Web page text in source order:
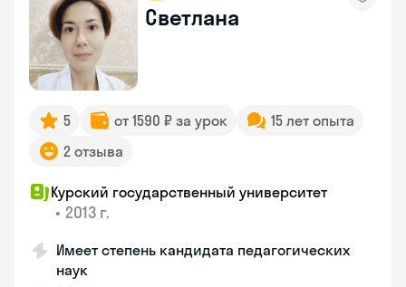
Светлана
5 от 1590 ₽ за урок
15 лет опыта
2 отзыва
Курский государственный университет
• 2013 г.
Имеет степень кандидата педагогических
наук